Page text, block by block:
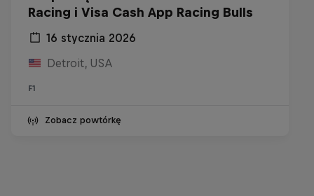
Racing i Visa Cash App Racing Bulls
16 stycznia 2026
Detroit, USA
F1
Zobacz powtórkę